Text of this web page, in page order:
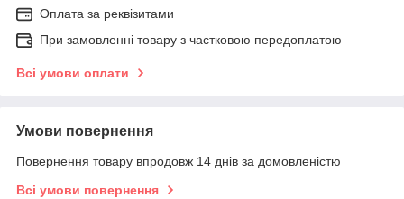
Оплата за реквізитами
При замовленні товару з частковою передоплатою
Всі умови оплати
Умови повернення
Повернення товару впродовж 14 днів за домовленістю
Всі умови повернення